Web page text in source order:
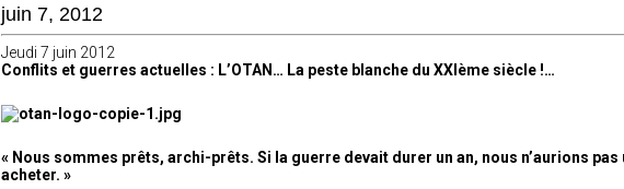
juin 7, 2012
Jeudi 7 juin 2012
Conflits et guerres actuelles : L’OTAN… La peste blanche du XXIème siècle !…
« Nous sommes prêts, archi-prêts. Si la guerre devait durer un an, nous n’aurions pas
acheter. »